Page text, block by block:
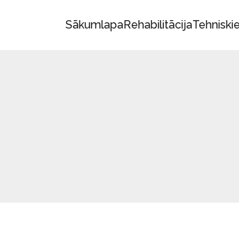
SākumlapaRehabilitācija